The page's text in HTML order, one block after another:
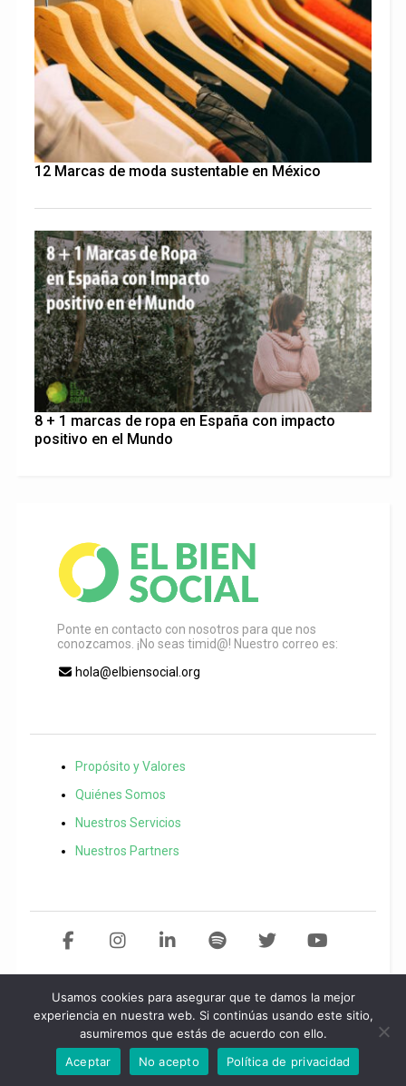
12 Marcas de moda sustentable en México
8 + 1 marcas de ropa en España con impacto
positivo en el Mundo
Ponte en contacto con nosotros para que nos
conozcamos. ¡No seas timid@! Nuestro correo es:
hola@elbiensocial.org
Propósito y Valores
Quiénes Somos
Nuestros Servicios
Nuestros Partners
Copyright 2021 El Bien Social. Todos los derechos reservadosDesarollo
Startidea.Política de privacidad/ Aviso legal/Política de
Usamos cookies para asegurar que te damos la mejor
experiencia en nuestra web. Si continúas usando este sitio,
asumiremos que estás de acuerdo con ello.
Aceptar
No acepto Política de privacidad